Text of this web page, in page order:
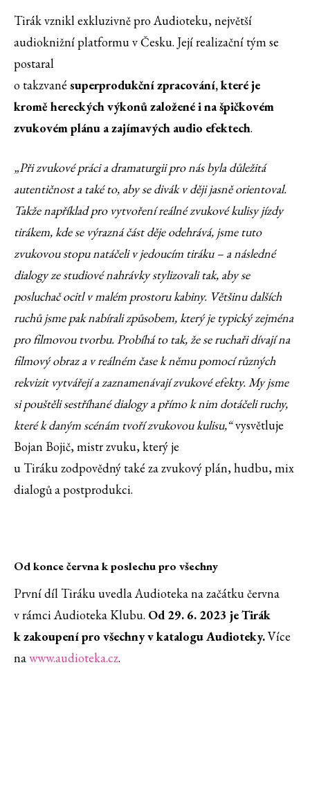
Tirák vznikl exkluzivně pro Audioteku, největší
audioknižní platformu v Česku. Její realizační tým se
postaral
o takzvané superprodukční zpracování, které je
kromě hereckých výkonů založené i na špičkovém
zvukovém plánu a zajímavých audio efektech.
„Při zvukové práci a dramaturgii pro nás byla důležitá
autentičnost a také to, aby se divák v ději jasně orientoval.
Takže například pro vytvoření reálné zvukové kulisy jízdy
tirákem, kde se výrazná část děje odehrává, jsme tuto
zvukovou stopu natáčeli v jedoucím tiráku – a následné
dialogy ze studiové nahrávky stylizovali tak, aby se
posluchač ocitl v malém prostoru kabiny. Většinu dalších
ruchů jsme pak nabírali způsobem, který je typický zejména
pro filmovou tvorbu. Probíhá to tak, že se ruchaři dívají na
filmový obraz a v reálném čase k němu pomocí různých
rekvizit vytvářejí a zaznamenávají zvukové efekty. My jsme
si pouštěli sestříhané dialogy a přímo k nim dotáčeli ruchy,
které k daným scénám tvoří zvukovou kulisu,“vysvětluje
Bojan Bojič, mistr zvuku, který je
u Tiráku zodpovědný také za zvukový plán, hudbu, mix
dialogů a postprodukci.
Od konce června k poslechu pro všechny
První díl Tiráku uvedla Audioteka na začátku června
v rámci Audioteka Klubu. Od 29. 6. 2023 je Tirák
k zakoupení pro všechny v katalogu Audioteky.Více
nawww.audioteka.cz.